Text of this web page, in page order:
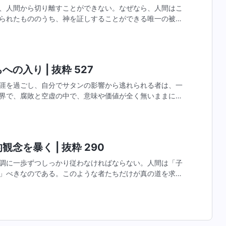
人間から切り離すことができない。なぜなら、人間はこ
れたもののうち、神を証しすることができる唯一の被造
の入り | 抜粋 527
を過ごし、自分でサタンの影響から逃れられる者は、一
で、腐敗と空虚の中で、意味や価値が全く無いままに生
念を暴く | 抜粋 290
に一歩ずつしっかり従わなければならない。人間は「子
べきなのである。このような者たちだけが真の道を求め